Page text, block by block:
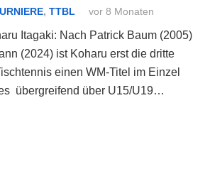
, TTBL vor 8 Monaten
Itagaki: Nach Patrick Baum (2005)
(2024) ist Koharu erst die dritte
einen WM-Titel im Einzel
übergreifend über U15/U19…